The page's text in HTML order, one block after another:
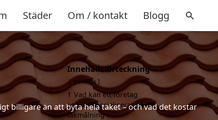
Städer Om / kontakt Blogg
billigare än att byta hela taket – och vad det kostar
Innehållsförteckning
gömma
1 Vad kan ett företag
som är specialiserat på
takmålning i